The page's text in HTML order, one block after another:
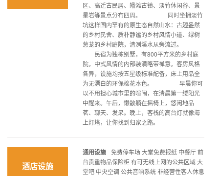
区、高迁古民居、皤滩古镇、淡竹休闲谷、景
星岩等景点分布四周。 同时坐拥淡竹
坑这样国内罕有的原生态自然山水：古趣盎然
的乡村民舍、质朴静谧的乡村风情小道、绿树
葱茏的乡村庭院，清洌溪水从旁流过。
民宿为独栋别墅，有800平方米的乡村庭
院，中式风情的内部装潢略带禅意。客房风格
各异，设施均按五星级标准配备，床上用品全
为无漂白的环保棉花本色。 早晨你可
以不用担心城市里的喧闹，在清晨第一缕阳光
中醒来。午后，懒散躺在摇椅上，悠闲地品
茗、聊天、发呆。晚上，客栈的高台灯就像海
上灯塔，让你找到归家之路。
酒店设施
通用设施 免费停车场 大堂免费报纸 中餐厅 前
台贵重物品保险柜 有可无线上网的公共区域 大
堂吧 中央空调 公共音响系统 非经营性客人休息